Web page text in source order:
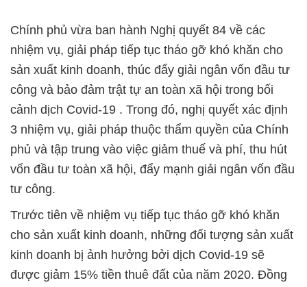
Chính phủ vừa ban hành Nghị quyết 84 về các
nhiệm vụ, giải pháp tiếp tục tháo gỡ khó khăn cho
sản xuất kinh doanh, thúc đẩy giải ngân vốn đầu tư
công và bảo đảm trật tự an toàn xã hội trong bối
cảnh dịch Covid-19 . Trong đó, nghị quyết xác định
3 nhiệm vụ, giải pháp thuộc thẩm quyền của Chính
phủ và tập trung vào việc giảm thuế và phí, thu hút
vốn đầu tư toàn xã hội, đẩy mạnh giải ngân vốn đầu
tư công.
Trước tiên về nhiệm vụ tiếp tục tháo gỡ khó khăn
cho sản xuất kinh doanh, những đối tượng sản xuất
kinh doanh bị ảnh hưởng bởi dịch Covid-19 sẽ
được giảm 15% tiền thuê đất của năm 2020. Đồng